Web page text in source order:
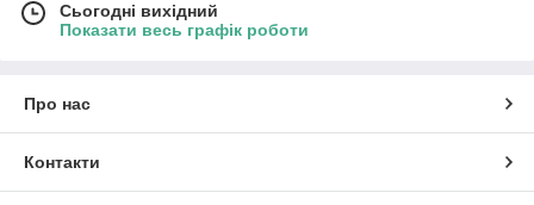
Сьогодні вихідний
Показати весь графік роботи
Про нас
Контакти